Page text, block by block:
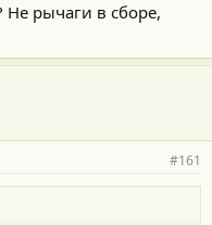
Не рычаги в сборе,
#161